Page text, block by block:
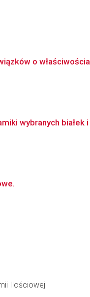
o
wybranych białek
Ilościowej